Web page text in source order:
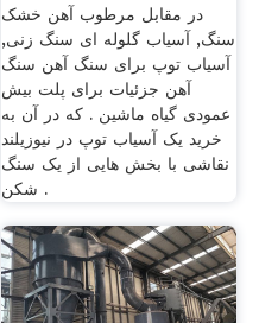
در مقابل مرطوب آهن خشک
سنگ, آسیاب گلوله ای سنگ زنی,
آسیاب توپ برای سنگ آهن سنگ
آهن جزئیات برای پلت بیش
عمودی گیاه ماشین . که در آن به
خرید یک آسیاب توپ در نیوزیلند
نقاشی با بخش هایی از یک سنگ
شکن .